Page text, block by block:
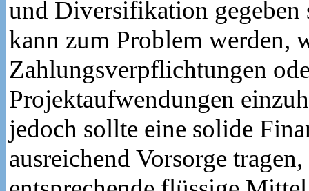
und Diversifikation
kann zum Problem werden,
Zahlungsverpflichtungen
Projektaufwendungen
jedoch sollte eine solide
ausreichend Vorsorge tragen,